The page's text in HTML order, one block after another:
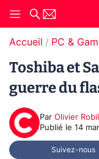
Accueil PC &
Toshiba et
guerre du
Par Olivier
Publié le 14
Suivez-nous